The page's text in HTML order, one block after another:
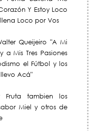
Y Estoy Loco
Loco por Vos
Queijeiro "A Mi
a Mis Tres Pasiones
el Fútbol y los
Acá"
Fruta tambien los
Miel y otros de